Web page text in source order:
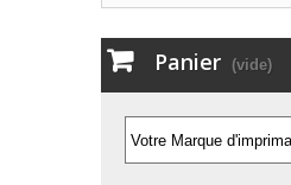
Panier (vide)